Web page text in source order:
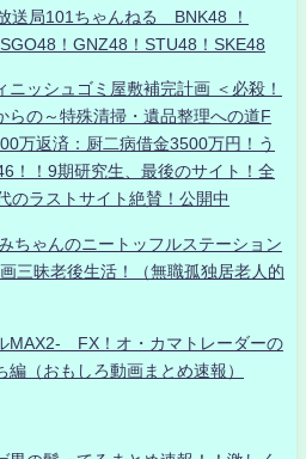
送局101ちゃんねる BNK48 ！
！GNZ48！STU48！SKE48
ニッシュゴミ屋敷補完計画 ＜必殺！
らの～特殊清掃・遺品整理への道F
万返済：厨二病借金3500万円！う
！！9期研究生、最後のサイト！全
のラストサイト絶賛！公開中
ちゃんのニートッフルステーション
三昧老後生活！（無職孤独居老人的
MAX2- FX！オ・カマトレーダーの
（おもしろ動画まとめ速報）